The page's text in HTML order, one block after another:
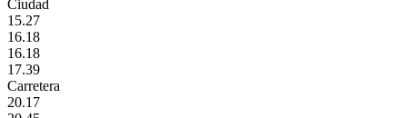
Ciudad
15.27
16.18
16.18
17.39
Carretera
20.17